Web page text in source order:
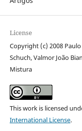
License
Copyright (c) 2008
Schuch, Valmor João
Mistura
This work is licensed
International License.